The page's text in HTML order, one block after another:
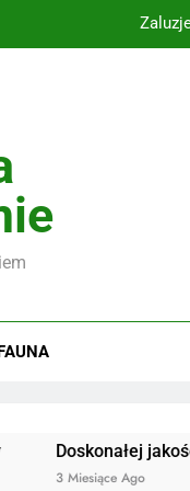
jakości
Ago